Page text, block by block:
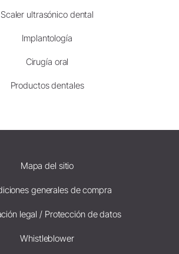
Scaler ultrasónico dental
Implantología
Cirugía oral
Productos dentales
Mapa del sitio
generales de compra
legal / Protección de datos
Whistleblower